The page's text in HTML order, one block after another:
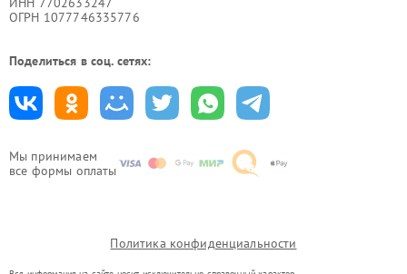
Мы принимаем
все формы оплаты
ОГРН 1077746335776
Поделиться в соц. сетях:
Политика конфиденциальности